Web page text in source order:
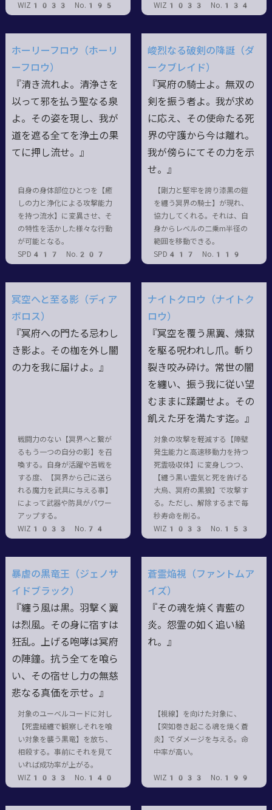
WIZ1033 No.195
WIZ1033 No.134
ホーリーフロウ（ホーリ
ーフロウ）
『清き流れよ。清浄さを
以って邪を払う聖なる泉
よ。その姿を現し、我が
道を遮る全てを浄土の果
てに押し流せ。』
自身の身体部位ひとつを【癒
しの力と浄化による攻撃能力
を持つ流水】に変異させ、そ
の特性を活かした様々な行動
が可能となる。
SPD417 No.207
峻烈なる破剣の降誕（ダ
ークブレイド）
『冥府の騎士よ。無双の
剣を振う者よ。我が求め
に応え、その使命たる死
界の守護から今は離れ。
我が傍らにてその力を示
せ。』
【剛力と堅牢を誇り漆黒の鎧
を纏う冥界の騎士】が現れ、
協力してくれる。それは、自
身からレベルの二乗m半径の
範囲を移動できる。
SPD417 No.119
冥空へと至る影（ディア
ボロス）
『冥府への門たる忌わし
き影よ。その枷を外し闇
の力を我に届けよ。』
戦闘力のない【冥界へと繋が
るもう一つの自分の影】を召
喚する。自身が活躍や苦戦を
する度、【冥界から己に送ら
れる魔力を武具に与える事】
によって武器や防具がパワー
アップする。
WIZ1033 No.74
ナイトクロウ（ナイトク
ロウ）
『冥空を覆う黒翼、煉獄
を駆る呪われし爪。斬り
裂き咬み砕け。常世の闇
を纏い、振う我に従い望
むままに蹂躙せよ。その
飢えた牙を満たす迄。』
対象の攻撃を軽減する【障壁
発生能力と高速移動力を持つ
死霊吸収体】に変身しつつ、
【纏う黒い霊気と死を告げる
大烏、冥府の黒狼】で攻撃す
る。ただし、解除するまで毎
秒寿命を削る。
WIZ1033 No.153
暴虐の黒竜王（ジェノサ
イドブラック）
『纏う風は黒。羽撃く翼
は烈風。その身に宿すは
狂乱。上げる咆哮は冥府
の陣鐘。抗う全てを喰ら
い、その宿せし力の無慈
悲なる真価を示せ。』
対象のユーベルコードに対し
【死霊縋纏で観察しそれを喰
い対象を襲う黒竜】を放ち、
相殺する。事前にそれを見て
いれば成功率が上がる。
WIZ1033 No.140
蒼霊焔視（ファントムア
イズ）
『その魂を焼く青藍の
炎。怨霊の如く追い縋
れ。』
【視線】を向けた対象に、
【突如巻き起こる魂を焼く蒼
炎】でダメージを与える。命
中率が高い。
WIZ1033 No.199